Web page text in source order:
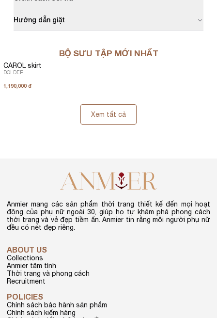
Hướng dẫn giặt
BỘ SƯU TẬP MỚI NHẤT
CAROL skirt
DOI DEP
1,190,000 đ
Xem tất cả
Anmier mang các sản phẩm thời trang thiết kế đến mọi hoạt
động của phụ nữ ngoài 30, giúp họ tự khám phá phong cách
thời trang và vẻ đẹp tiềm ẩn. Anmier tin rằng mỗi người phụ nữ
đều có nét đẹp riêng.
ABOUT US
Collections
Anmier tâm tình
Thời trang và phong cách
Recruitment
POLICIES
Chính sách bảo hành sản phẩm
Chính sách kiểm hàng